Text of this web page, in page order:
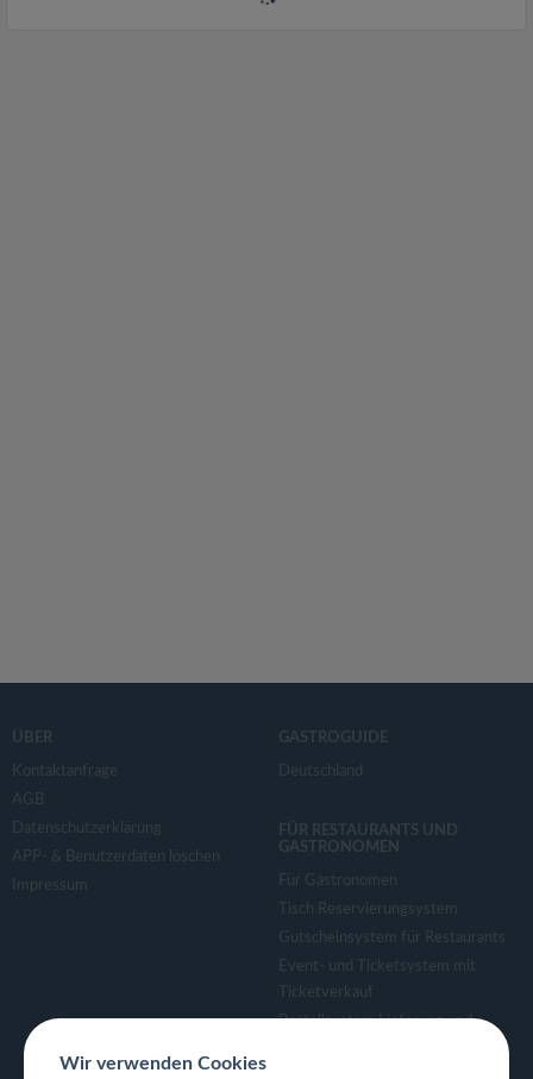
ÜBER
Kontaktanfrage
AGB
Datenschutzerklärung
APP- & Benutzerdaten löschen
Impressum
GASTROGUIDE
Deutschland
FÜR RESTAURANTS UND
GASTRONOMEN
Für Gastronomen
Tisch Reservierungsystem
Gutscheinsystem für Restaurants
Event- und Ticketsystem mit
Ticketverkauf
Bestellsystem Lieferung und
Wir verwenden Cookies